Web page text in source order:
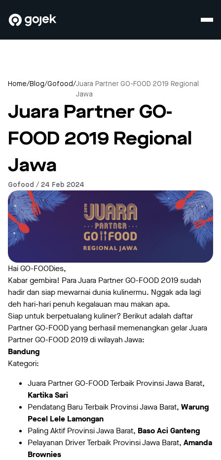
Home/Blog/Gofood/Juara Partner GO-FOOD 2019 Regional
Jawa
Juara Partner GO-
FOOD 2019 Regional
Jawa
Gofood / 24 Feb 2024
Hai GO-FOODies,
Kabar gembira! Para Juara Partner GO-FOOD 2019 sudah
hadir dan siap mewarnai dunia kulinermu. Nggak ada lagi
deh hari-hari penuh kegalauan mau makan apa.
Siap untuk berpetualang kuliner? Berikut adalah daftar
Partner GO-FOOD yang berhasil memenangkan gelar Juara
Partner GO-FOOD 2019 di wilayah Jawa:
Bandung
Kategori:
Juara Partner GO-FOOD Terbaik Provinsi Jawa Barat,
Kartika Sari
Pendatang Baru Terbaik Provinsi Jawa Barat, Warung
Pecel Lele Lamongan
Paling Aktif Provinsi Jawa Barat, Baso Aci Ganteng
Pelayanan Driver Terbaik Provinsi Jawa Barat, Amanda
Brownies